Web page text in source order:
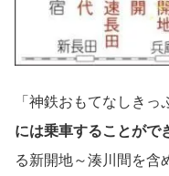
「神鉄おもてなしき
には乗車することがで
る新開地～湊川間を含